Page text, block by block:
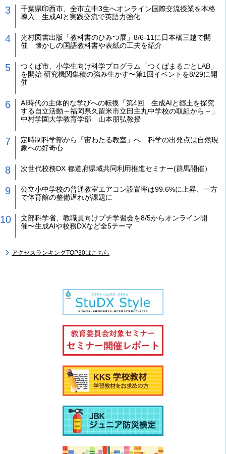
千葉県印西市、全市立中3生へオンライン国際交流授業を本格
導入 生成AIと実践交流で英語力強化
光村図書出版「教科書のひみつ展」8/6-11に日本橋三越で開
催 懐かしの国語教科書や表紙の工夫を紹介
つくば市、小学生向け科学プログラム「つくばまるごとLAB」
を開始 研究機関集積の強み生かす〜第1回イベントを8/29に開
催
AI時代の主体的な学びへの転換「第4回 生成AIと郷土を探究
する自立活動～福岡県久留米市立田主丸中学校の取組から～」
中村学園大学教育学部 山本朋弘教授
定時制科学部から「宙わたる教室」へ 科学の出発点は自然現
象への好奇心
次世代校務DX 都道府県域共同利用推進セミナー(群馬開催）
公立小中学校の普通教室エアコン設置率は99.6%に上昇、一方
で体育館の整備遅れが課題に
文部科学省、教職員向けプチ学習会を8/5からオンライン開
催〜生成AIや校務DXなど全5テーマ
アクセスランキングTOP30はこちら